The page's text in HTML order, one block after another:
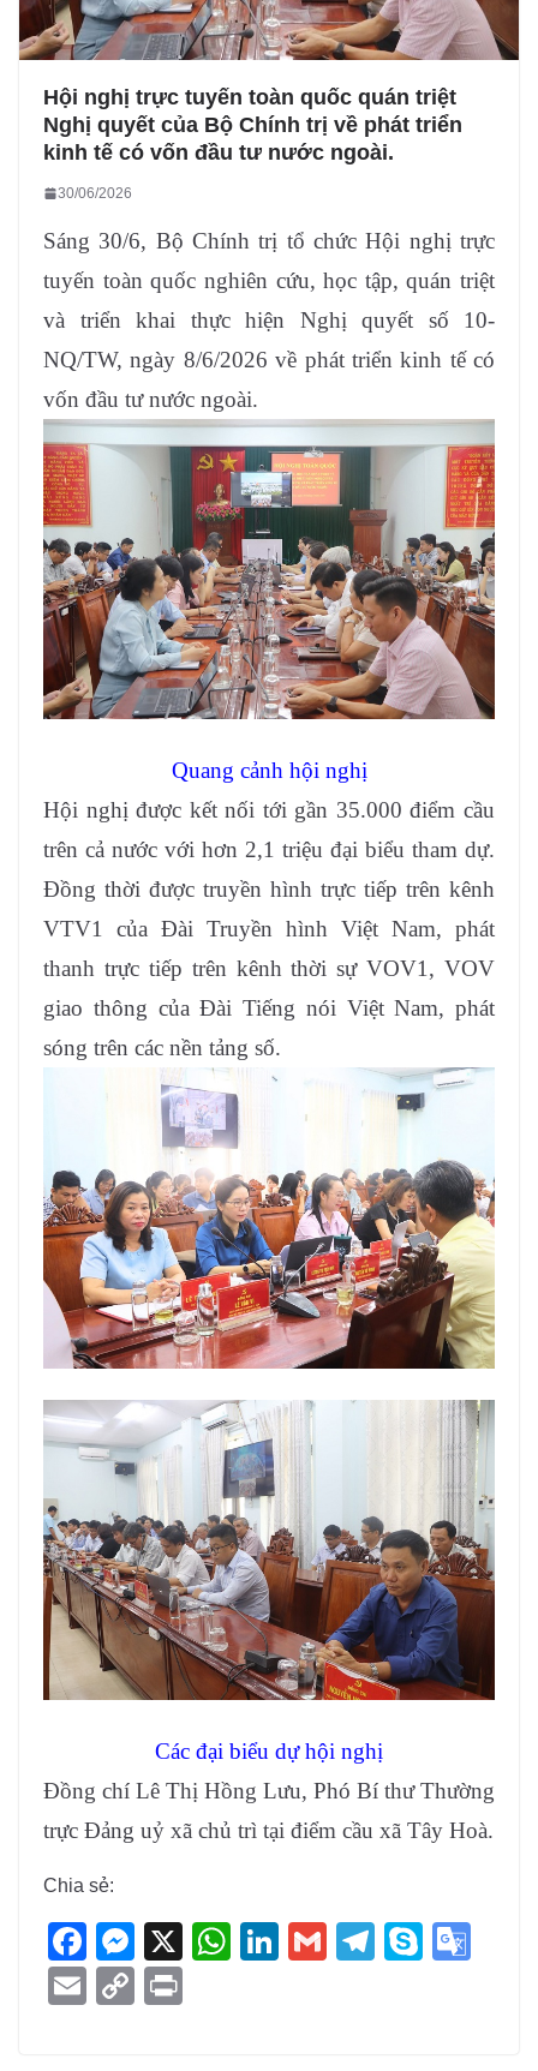
Hội nghị trực tuyến toàn quốc quán triệt
Nghị quyết của Bộ Chính trị về phát triển
kinh tế có vốn đầu tư nước ngoài.
30/06/2026
Sáng 30/6, Bộ Chính trị tổ chức Hội nghị trực
tuyến toàn quốc nghiên cứu, học tập, quán triệt
và triển khai thực hiện Nghị quyết số 10-
NQ/TW, ngày 8/6/2026 về phát triển kinh tế có
vốn đầu tư nước ngoài.
Quang cảnh hội nghị
Hội nghị được kết nối tới gần 35.000 điểm cầu
trên cả nước với hơn 2,1 triệu đại biểu tham dự.
Đồng thời được truyền hình trực tiếp trên kênh
VTV1 của Đài Truyền hình Việt Nam, phát
thanh trực tiếp trên kênh thời sự VOV1, VOV
giao thông của Đài Tiếng nói Việt Nam, phát
sóng trên các nền tảng số.
Các đại biểu dự hội nghị
Đồng chí Lê Thị Hồng Lưu, Phó Bí thư Thường
trực Đảng uỷ xã chủ trì tại điểm cầu xã Tây Hoà.
Chia sẻ:
F
a
c
M
e
ss
X
W
Li
G
T
S
E
C